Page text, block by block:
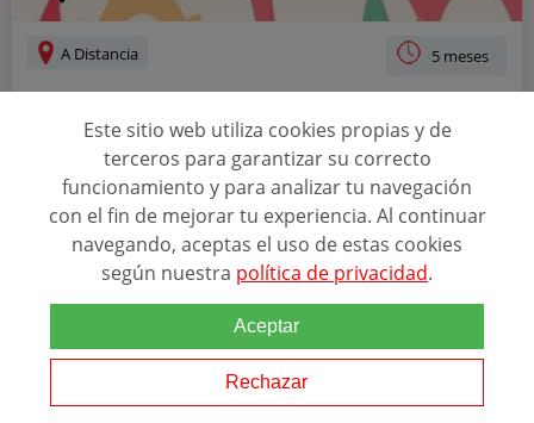
A Distancia 5 meses
& HR ANALYTICS
Relacionado con esta temática
Gestiona los recursos humanos de cualquier empresa utilizando la
metodología PeopleAnalytics. Controla la gestión del talento y
garantiza el éxito de tu compañía con una política brillante y eficaz
KSCHOOL
Este sitio web utiliza cookies propias y de
terceros para garantizar su correcto
funcionamiento y para analizar tu navegación
con el fin de mejorar tu experiencia. Al continuar
navegando, aceptas el uso de estas cookies
según nuestra política de privacidad.
Aceptar
Rechazar